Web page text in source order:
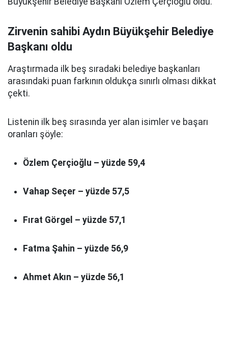
Zirvenin sahibi Aydın Büyükşehir Belediye
Başkanı oldu
Araştırmada ilk beş sıradaki belediye başkanları
arasındaki puan farkının oldukça sınırlı olması dikkat
çekti.
Listenin ilk beş sırasında yer alan isimler ve başarı
oranları şöyle:
Özlem Çerçioğlu – yüzde 59,4
Vahap Seçer – yüzde 57,5
Fırat Görgel – yüzde 57,1
Fatma Şahin – yüzde 56,9
Ahmet Akın – yüzde 56,1